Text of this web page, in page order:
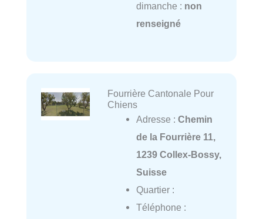
dimanche : non
renseigné
Fourrière Cantonale Pour
Chiens
Adresse : Chemin
de la Fourrière 11,
1239 Collex-Bossy,
Suisse
Quartier :
Téléphone :